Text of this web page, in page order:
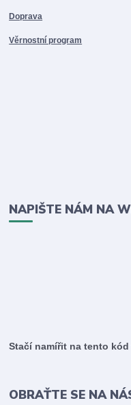
Doprava
Věrnostní program
NAPIŠTE NÁM NA
Stačí namířit na tento
OBRAŤTE SE NA